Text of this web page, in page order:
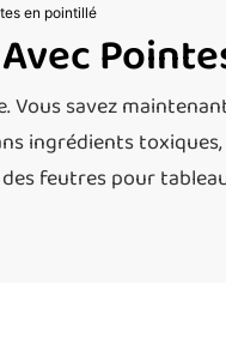
en pointillé
savez
ingrédients
feutres pour